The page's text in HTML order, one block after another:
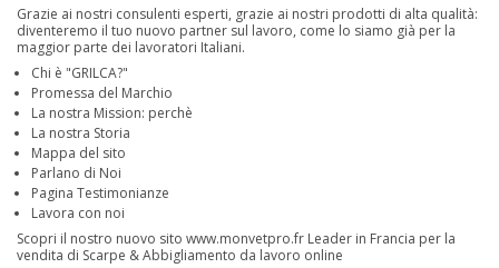
Grazie ai nostri consulenti esperti, grazie ai nostri prodotti di alta qualità:
diventeremo il tuo nuovo partner sul lavoro, come lo siamo già per la
maggior parte dei lavoratori Italiani.
Chi è "GRILCA?"
Promessa del Marchio
La nostra Mission: perchè
La nostra Storia
Mappa del sito
Parlano di Noi
Pagina Testimonianze
Lavora con noi
Scopri il nostro nuovo sito www.monvetpro.fr Leader in Francia per la
vendita di Scarpe & Abbigliamento da lavoro online